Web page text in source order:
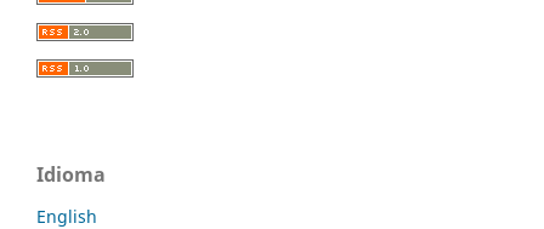
Idioma
English